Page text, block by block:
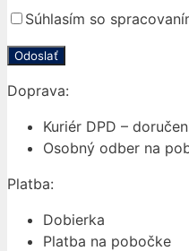
Súhlasím so
Doprava:
Kuriér DPD –
Osobný odber na
Platba:
Dobierka
Platba na pobočke